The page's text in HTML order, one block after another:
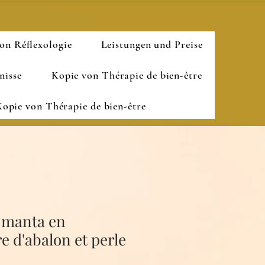
Réflexologie Leistungen und Preise
Kopie von Thérapie de bien-être
von Thérapie de bien-être
en
d'abalon et perle